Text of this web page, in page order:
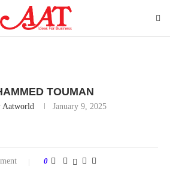
TOUMAN
Aatworld January 9, 2025
0